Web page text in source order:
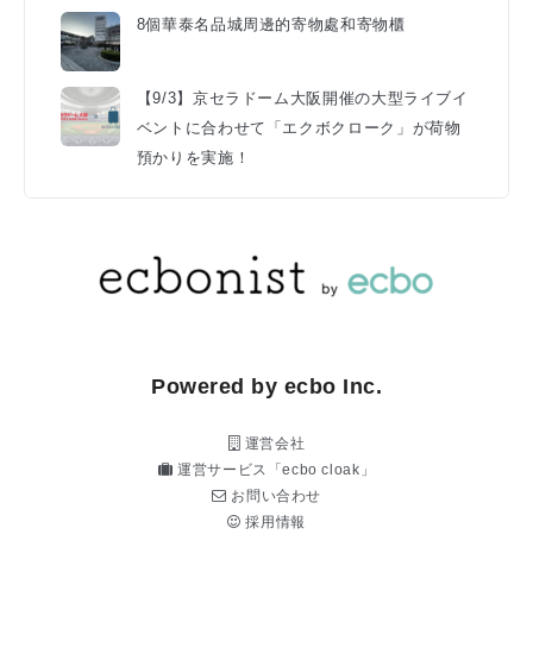
8個華泰名品城周邊的寄物處和寄物櫃
【9/3】京セラドーム大阪開催の大型ライブイ
ベントに合わせて「エクボクローク」が荷物
預かりを実施！
Powered by ecbo Inc.
運営会社
運営サービス「ecbo cloak」
お問い合わせ
採用情報